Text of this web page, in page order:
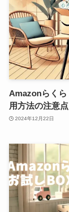
Amazonらくら
用方法の注意
2024年12月22日